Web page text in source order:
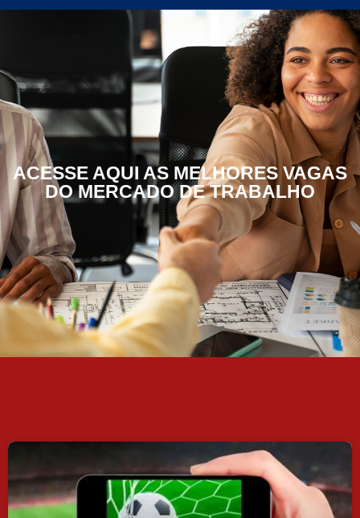
ACESSE AQUI AS MELHORES VAGAS
DO MERCADO DE TRABALHO